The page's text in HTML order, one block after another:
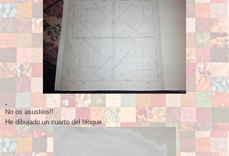
No os asustéis!!
He dibujado un cuarto del bloque